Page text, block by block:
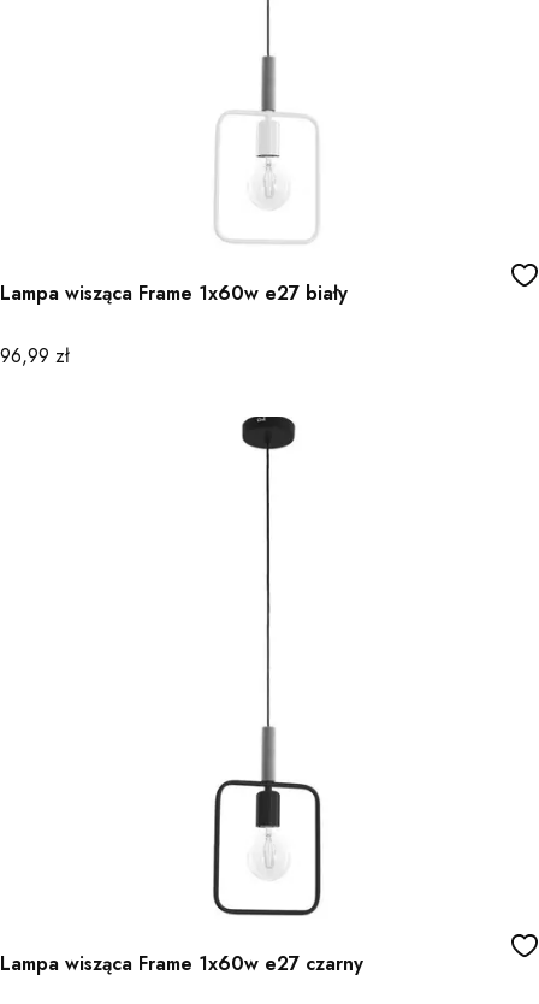
Lampa wisząca Frame 1x60w e27 biały
Cena
96,99 zł
Lampa wisząca Frame 1x60w e27 czarny